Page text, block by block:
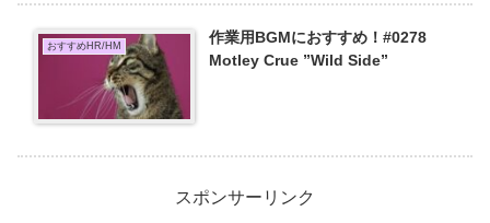
おすすめHR/HM
作業用BGMにおすすめ！#0278
Motley Crue ”Wild Side”
スポンサーリンク